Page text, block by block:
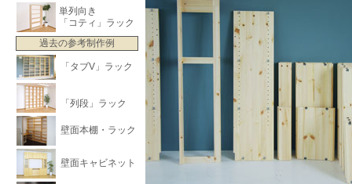
単列向き
「コティ」ラック
過去の参考制作例
「タブV」ラック
「列段」ラック
壁面本棚・ラック
壁面キャビネット